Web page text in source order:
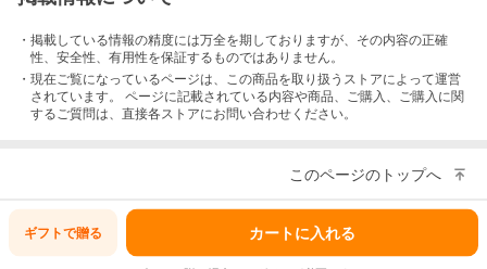
・掲載している情報の精度には万全を期しておりますが、その内容の正確
性、安全性、有用性を保証するものではありません。
・現在ご覧になっているページは、この商品を取り扱うストアによって運営
されています。 ページに記載されている内容や商品、ご購入 、ご購入に関
するご質問は、直接各ストアにお問い合わせください。
このページのトップへ
ギフトで贈る カートに入れる